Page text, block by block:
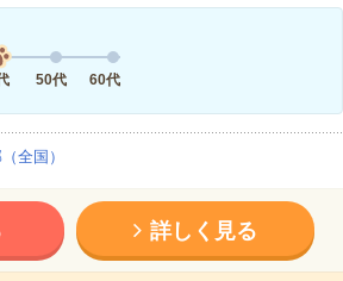
50代 60代
全国）
詳しく見る